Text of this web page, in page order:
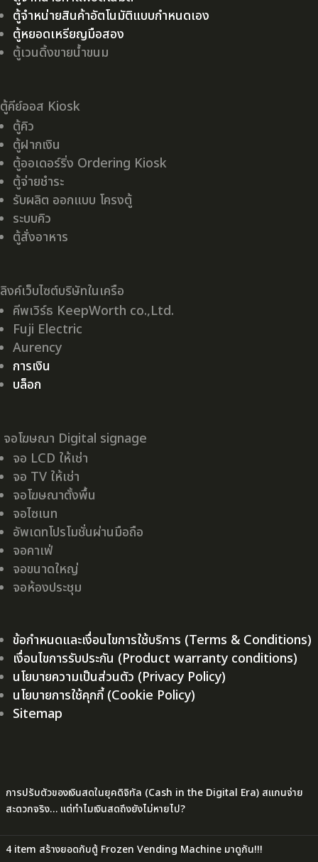
ตู้จำหน่ายสินค้าอัตโนมัติแบบกำหนดเอง
ตู้หยอดเหรียญมือสอง
ตู้เวนดิ้งขายน้ำขนม
ตู้คีย์ออส Kiosk
ตู้คิว
ตู้ฝากเงิน
ตู้ออเดอร์ริ่ง Ordering Kiosk
ตู้จ่ายชำระ
รับผลิต ออกแบบ โครงตู้
ระบบคิว
ตู้สั่งอาหาร
ลิงค์เว็บไซต์บริษัทในเครือ
คีพเวิร์ธ KeepWorth co.,Ltd.
Fuji Electric
Aurency
การเงิน
บล็อก
จอโฆษณา Digital signage
จอ LCD ให้เช่า
จอ TV ให้เช่า
จอโฆษณาตั้งพื้น
จอไซเนท
อัพเดทโปรโมชั่นผ่านมือถือ
จอคาเฟ่
จอขนาดใหญ่
จอห้องประชุม
ข้อกำหนดและเงื่อนไขการใช้บริการ (Terms & Conditions)
เงื่อนไขการรับประกัน (Product warranty conditions)
นโยบายความเป็นส่วนตัว (Privacy Policy)
นโยบายการใช้คุกกี้ (Cookie Policy)
Sitemap
การปรับตัวของเงินสดในยุคดิจิทัล (Cash in the Digital Era) สแกนจ่าย
สะดวกจริง… แต่ทำไมเงินสดถึงยังไม่หายไป?
4 item สร้างยอดกับตู้ Frozen Vending Machine มาดูกัน!!!